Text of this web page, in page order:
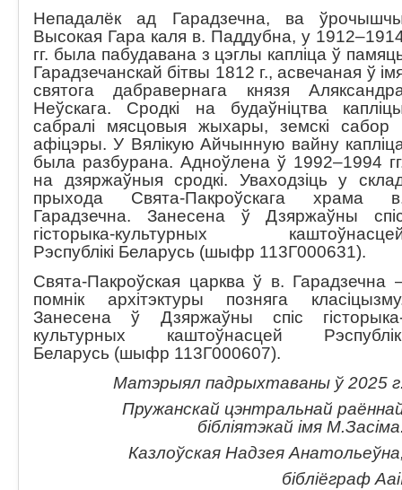
Непадалёк ад Гарадзечна, ва
Высокая Гара каля в. Паддубна, у
гг. была пабудавана з цэглы капліца ў
Гарадзечанскай бітвы 1812 г., асвечаная ў
святога дабравернага князя
Неўскага. Сродкі на будаўніцтва
сабралі мясцовыя жыхары, земскі сабор
афіцэры. У Вялікую Айчынную вайну
была разбурана. Адноўлена ў 1992–1994
на дзяржаўныя сродкі. Уваходзіць у
прыхода Свята-Пакроўскага храма
Гарадзечна. Занесена ў Дзяржаўны
гісторыка-культурных
Рэспублікі Беларусь (шыфр 113Г000631).
Свята-Пакроўская царква ў в. Гарадзечна
помнік архітэктуры позняга
Занесена ў Дзяржаўны спіс
культурных каштоўнасцей
Беларусь (шыфр 113Г000607).
Матэрыял падрыхтаваны ў 2025
Пружанскай цэнтральнай
бібліятэкай імя М.
Казлоўская Надзея
бібліёграф